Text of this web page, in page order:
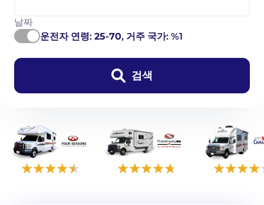
날짜
운전자 연령: 25-70, 거주 국가: %1
검색